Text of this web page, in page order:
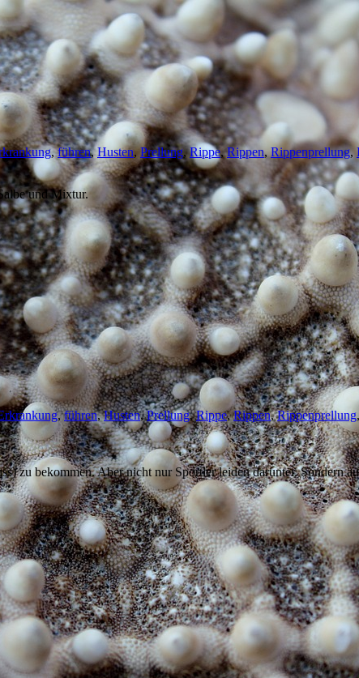
,führen,Husten,Prellung,Rippe,Rippen,Rippenprellung,
und Mixtur.
,führen,Husten,Prellung,Rippe,Rippen,Rippenprellung,
zu bekommen. Aber nicht nur Sportler leiden darunter. Sondern